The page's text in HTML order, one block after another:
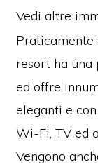
Vedi altre
Praticamente
resort ha una
ed offre
eleganti e
Wi-Fi, TV ed
Vengono